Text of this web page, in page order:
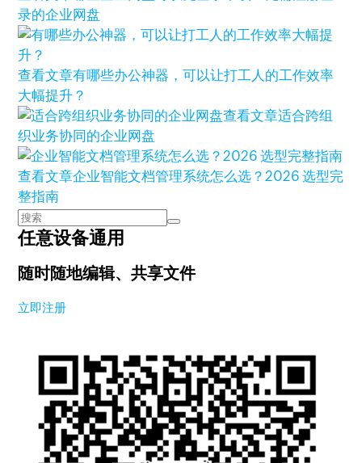
录的企业网盘
查看文章有哪些办公神器，可以让打工人的工作效率
大幅提升？
查看文章适合跨组
织业务协同的企业网盘
查看文章企业智能文档管理系统怎么选？2026 选型完
整指南
任意设备通用
随时随地编辑、共享文件
立即注册